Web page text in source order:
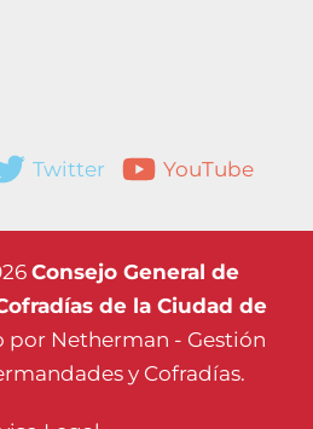
Twitter YouTube
Consejo General de
de la Ciudad de
por Netherman - Gestión
y Cofradías.